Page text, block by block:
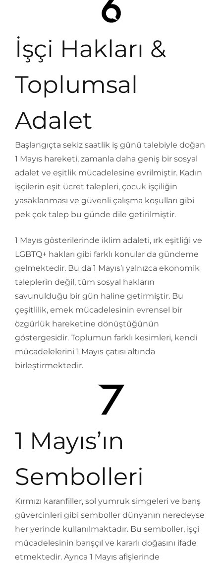
İşçi Hakları &
Toplumsal
Adalet
Başlangıçta sekiz saatlik iş günü talebiyle doğan
1 Mayıs hareketi, zamanla daha geniş bir sosyal
adalet ve eşitlik mücadelesine evrilmiştir. Kadın
işçilerin eşit ücret talepleri, çocuk işçiliğin
yasaklanması ve güvenli çalışma koşulları gibi
pek çok talep bu günde dile getirilmiştir.
1 Mayıs gösterilerinde iklim adaleti, ırk eşitliği ve
LGBTQ+ hakları gibi farklı konular da gündeme
gelmektedir. Bu da 1 Mayıs’ı yalnızca ekonomik
taleplerin değil, tüm sosyal hakların
savunulduğu bir gün haline getirmiştir. Bu
çeşitlilik, emek mücadelesinin evrensel bir
özgürlük hareketine dönüştüğünün
göstergesidir. Toplumun farklı kesimleri, kendi
mücadelelerini 1 Mayıs çatısı altında
birleştirmektedir.
1 Mayıs’ın
Sembolleri
Kırmızı karanfiller, sol yumruk simgeleri ve barış
güvercinleri gibi semboller dünyanın neredeyse
her yerinde kullanılmaktadır. Bu semboller, işçi
mücadelesinin barışçıl ve kararlı doğasını ifade
etmektedir. Ayrıca 1 Mayıs afişlerinde